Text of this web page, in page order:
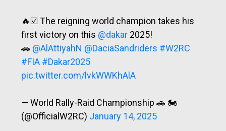
🔥☑️ The reigning world champion takes his
first victory on this @dakar 2025!
🚗 @AlAttiyahN @DaciaSandriders #W2RC
#FIA #Dakar2025
pic.twitter.com/lvkWWKhAlA
— World Rally-Raid Championship 🚗 🏍
(@OfficialW2RC) January 14, 2025